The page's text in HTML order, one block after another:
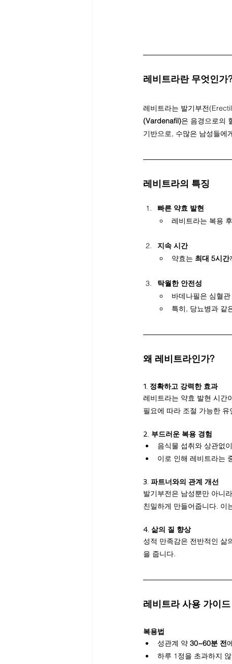
레비트라란 무엇인가?
레비트라는 발기부전
(Vardenafil)은 음경으로의
기반으로, 수많은 남성들에
레비트라의 특징
빠른 약효 발현
레비트라는 복용 후
지속 시간
약효는 최대 5시간
탁월한 안전성
바데나필은 심혈
특히, 당뇨병과 같
왜 레비트라인가?
1. 정확하고 강력한 효과
레비트라는 약효 발현 시간
필요에 따라 조절 가능한
2. 부드러운 복용 경험
음식물 섭취와 상관없
이로 인해 레비트라는
3. 파트너와의 관계 개선
발기부전은 남성뿐만 아니
친밀하게 만들어줍니다. 이
4. 삶의 질 향상
성적 만족감은 전반적인 삶
을 줍니다.
레비트라 사용 가이드
복용법
성관계 약 30~60분 전
하루 1정을 초과하지